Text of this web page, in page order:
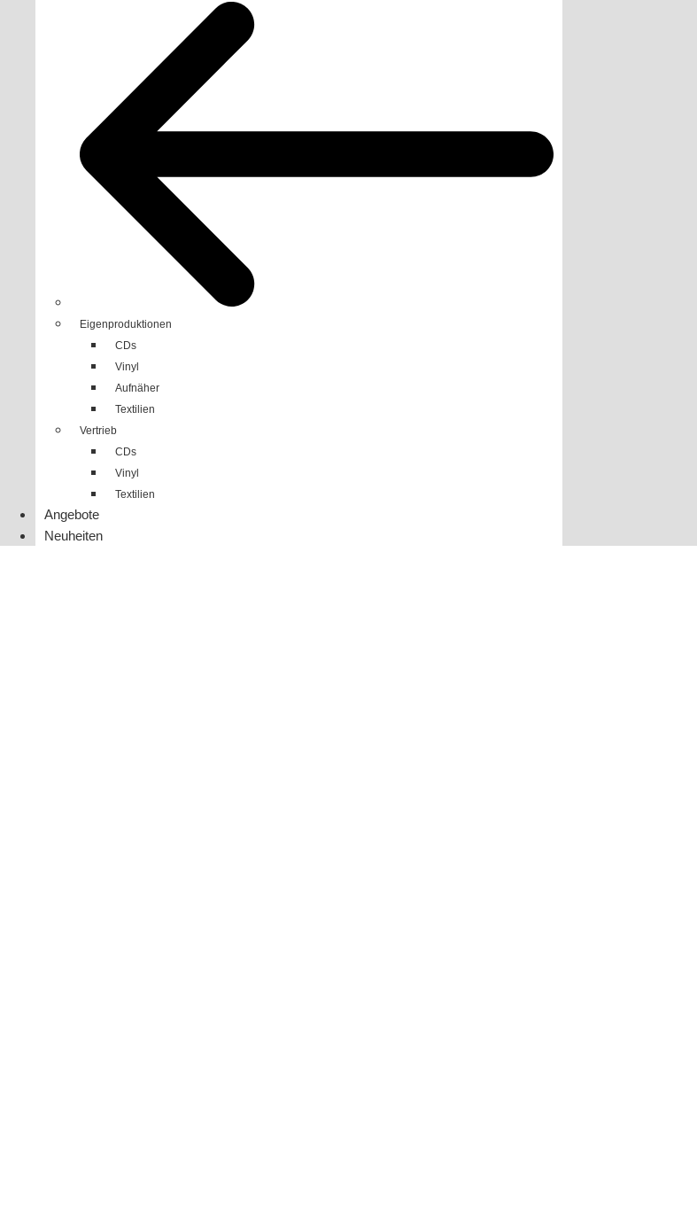
Eigenproduktionen
CDs
Vinyl
Aufnäher
Textilien
Vertrieb
CDs
Vinyl
Textilien
Angebote
Neuheiten